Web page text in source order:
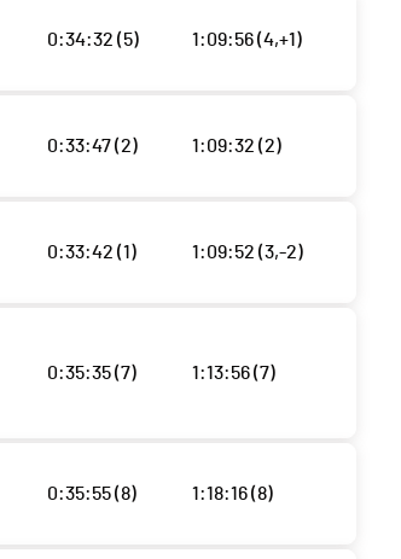
0:34:32 (5) 1:09:56 (4,+1)
0:33:47 (2) 1:09:32 (2)
0:33:42 (1) 1:09:52 (3,-2)
0:35:35 (7) 1:13:56 (7)
0:35:55 (8) 1:18:16 (8)